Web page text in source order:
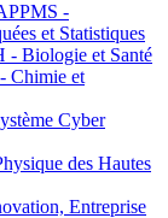
-
et Statistiques
Biologie et Santé
Chimie et
Cyber
des Hautes
Entreprise